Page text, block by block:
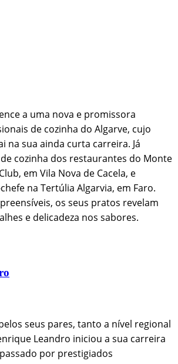
a uma nova e promissora
de cozinha do Algarve, cujo
na sua ainda curta carreira. Já
cozinha dos restaurantes do Monte
em Vila Nova de Cacela, e
na Tertúlia Algarvia, em Faro.
os seus pratos revelam
e delicadeza nos sabores.
seus pares, tanto a nível regional
Leandro iniciou a sua carreira
por prestigiados